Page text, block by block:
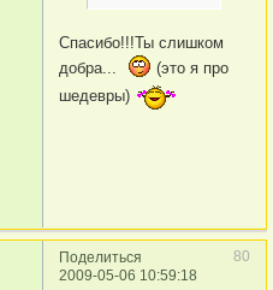
Спасибо!!!Ты слишком
добра...
(это я про
шедевры)
Поделиться
80
2009-05-06 10:59:18